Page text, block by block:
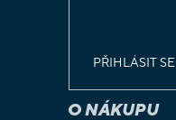
PŘIHLÁSIT SE
O NÁKUPU